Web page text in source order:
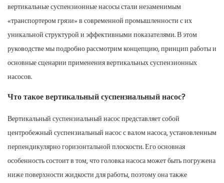
вертикальные суспензионные насосы стали незаменимым
«транспортером грязи» в современной промышленности с их
уникальной структурой и эффективными показателями. В этом
руководстве мы подробно рассмотрим концепцию, принцип работы и
основные сценарии применения вертикальных суспензионных
насосов.
Что такое вертикальный суспензиальный насос?
Вертикальный суспензиальный насос представляет собой
центробежный суспензиальный насос с валом насоса, установленным
перпендикулярно горизонтальной плоскости. Его основная
особенность состоит в том, что головка насоса может быть погружена
ниже поверхности жидкости для работы, поэтому она также